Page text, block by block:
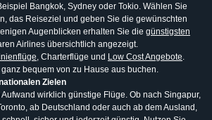
Bangkok, Sydney oder Tokio. Wählen Sie
das Reiseziel und geben Sie die gewünschten
Augenblicken erhalten Sie die günstigsten
Airlines übersichtlich angezeigt.
, Charterflüge und Low Cost Angebote.
bequem von zu Hause aus buchen.
Zielen
wirklich günstige Flüge. Ob nach Singapur,
ab Deutschland oder auch ab dem Ausland,